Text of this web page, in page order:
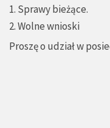
1. Sprawy bieżące.
2. Wolne wnioski
Proszę o udział w